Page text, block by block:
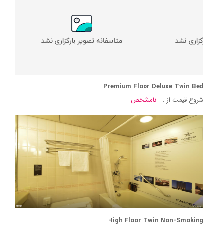
Premium Floor Deluxe Twin Bed
شروع قیمت از :
نامشخص
High Floor Twin Non-Smoking